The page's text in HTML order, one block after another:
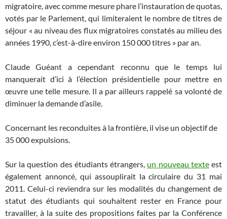
migratoire, avec comme mesure phare l’instauration de quotas,
votés par le Parlement, qui limiteraient le nombre de titres de
séjour « au niveau des flux migratoires constatés au milieu des
années 1990, c’est-à-dire environ 150 000 titres » par an.
Claude Guéant a cependant reconnu que le temps lui
manquerait d’ici à l’élection présidentielle pour mettre en
œuvre une telle mesure. Il a par ailleurs rappelé sa volonté de
diminuer la demande d’asile.
Concernant les reconduites à la frontière, il vise un objectif de
35 000 expulsions.
Sur la question des étudiants étrangers, un nouveau texteest
également annoncé, qui assouplirait la circulaire du 31 mai
2011. Celui-ci reviendra sur les modalités du changement de
statut des étudiants qui souhaitent rester en France pour
travailler, à la suite des propositions faites par la Conférence